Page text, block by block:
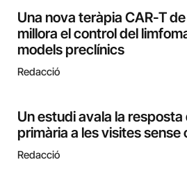
Una nova teràpia CAR-T
millora el control del
models preclínics
Redacció
Un estudi avala la resposta
primària a les visites sense
Redacció